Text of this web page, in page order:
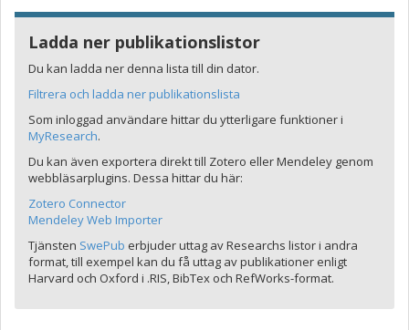
Ladda ner publikationslistor
Du kan ladda ner denna lista till din dator.
Filtrera och ladda ner publikationslista
Som inloggad användare hittar du ytterligare funktioner i
MyResearch.
Du kan även exportera direkt till Zotero eller Mendeley genom
webbläsarplugins. Dessa hittar du här:
Zotero Connector
Mendeley Web Importer
Tjänsten SwePub erbjuder uttag av Researchs listor i andra
format, till exempel kan du få uttag av publikationer enligt
Harvard och Oxford i .RIS, BibTex och RefWorks-format.